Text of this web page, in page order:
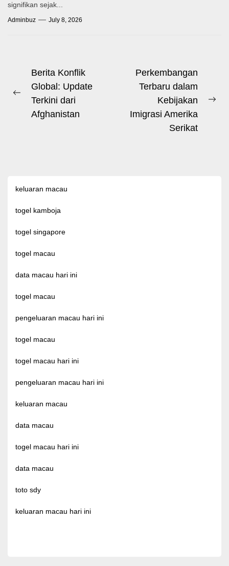
signifikan sejak...
Adminbuz July 8, 2026
Post
navigation
Previous
post:
Berita Konflik
Global: Update
Terkini dari
Afghanistan
Perkembangan
Terbaru dalam
Kebijakan
Imigrasi Amerika
Serikat
keluaran macau
togel kamboja
togel singapore
togel macau
data macau hari ini
togel macau
pengeluaran macau hari ini
togel macau
togel macau hari ini
pengeluaran macau hari ini
keluaran macau
data macau
togel macau hari ini
data macau
toto sdy
keluaran macau hari ini